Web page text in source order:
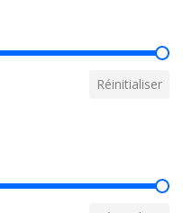
Réinitialiser